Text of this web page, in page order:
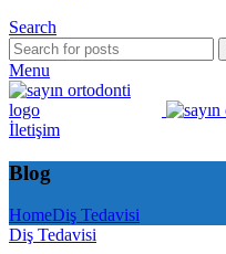
Search
Menu
İletişim
Blog
HomeDiş Tedavisi
Diş Tedavisi